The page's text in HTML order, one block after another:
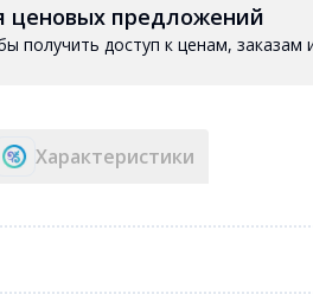
ценовых предложений
получить доступ к ценам,
Характеристики